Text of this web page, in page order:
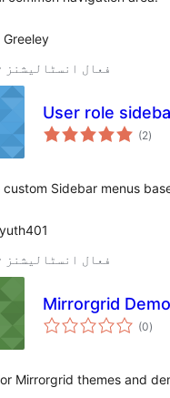
Greeley
50+ فعال انسٹالیشنز
User role
(2درجہ
)
custom Sidebar menus
50+ فعال انسٹالیشنز
Mirrorgrid
(0درجہ
)
Mirrorgrid themes and